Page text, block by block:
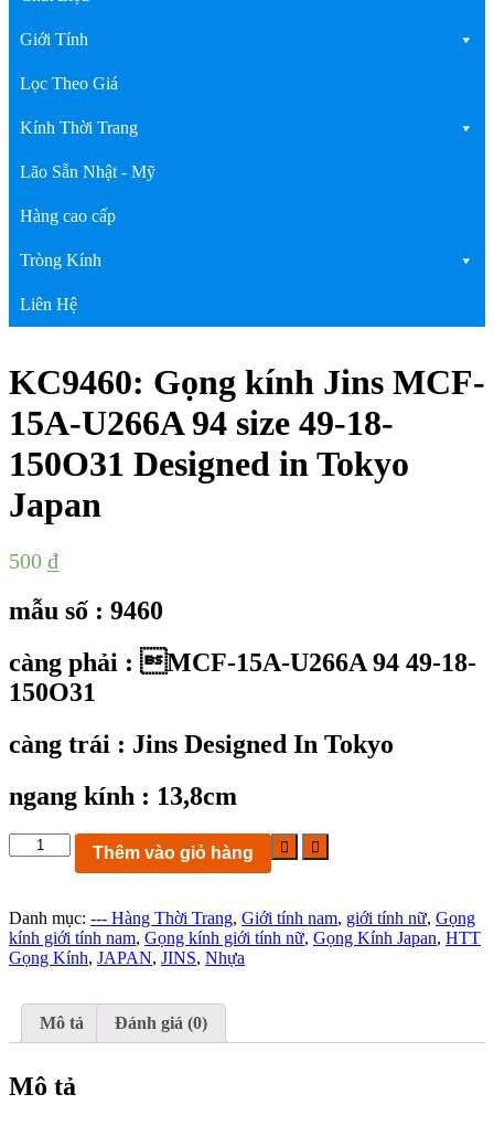
Giới Tính
Lọc Theo Giá
Kính Thời Trang
Lão Sẵn Nhật - Mỹ
Hàng cao cấp
Tròng Kính
Liên Hệ
KC9460: Gọng kính Jins MCF-
15A-U266A 94 size 49-18-
150O31 Designed in Tokyo
Japan
500 ₫
mẫu số : 9460
càng phải : MCF-15A-U266A 94 49-18-
150O31
càng trái : Jins Designed In Tokyo
ngang kính : 13,8cm
KC9460:
Gọng
MCF-
15A-
U266A
size
18-
Designed
in
Thêm vào giỏ hàng
Danh mục: --- Hàng Thời Trang, Giới tính nam, giới tính nữ, Gọng
kính giới tính nam, Gọng kính giới tính nữ, Gọng Kính Japan, HTT
Gọng Kính, JAPAN, JINS, Nhựa
Mô tả Đánh giá (0)
Mô tả